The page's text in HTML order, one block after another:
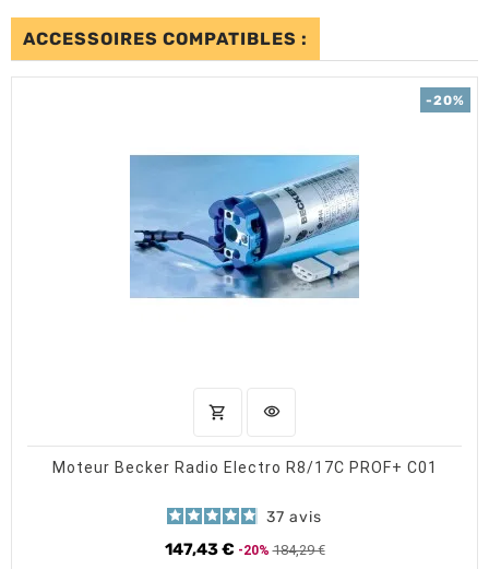
ACCESSOIRES COMPATIBLES :
-20%
shopping_cart AJOUTER AU PANIER
visibility
Moteur Becker Radio Electro R8/17C PROF+ C01
37 avis
147,43 € Prix de base
-20% 184,29 €
Prix